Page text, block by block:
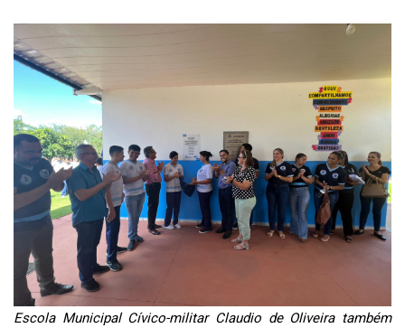
Escola Municipal Cívico-militar Claudio de Oliveira também